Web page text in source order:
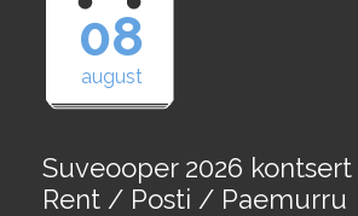
08
august
Suveooper 2026
Rent / Posti / Paemurru